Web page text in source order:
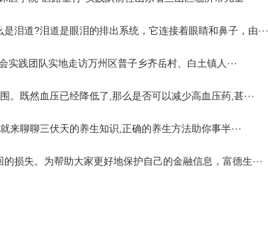
泪道?泪道是眼泪的排出系统，它连接着眼睛和鼻子，由···
践团队实地走访万州区普子乡齐岳村、白土镇人···
既然血压已经降低了,那么是否可以减少高血压药,甚···
聊聊三伏天的养生知识,正确的养生方法助你事半···
损失。为帮助大家更好地保护自己的金融信息，富德生···